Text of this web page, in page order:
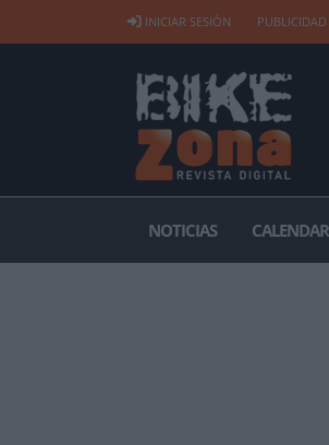
INICIAR SESIÓN PUBLICIDAD
NOTICIAS